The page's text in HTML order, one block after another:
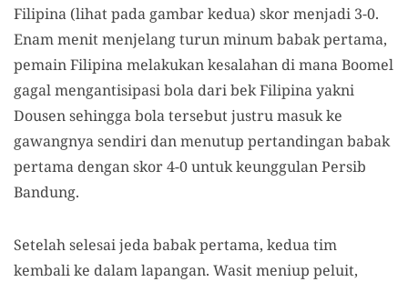
Filipina (lihat pada gambar kedua) skor menjadi 3-0.
Enam menit menjelang turun minum babak pertama,
pemain Filipina melakukan kesalahan di mana Boomel
gagal mengantisipasi bola dari bek Filipina yakni
Dousen sehingga bola tersebut justru masuk ke
gawangnya sendiri dan menutup pertandingan babak
pertama dengan skor 4-0 untuk keunggulan Persib
Bandung.
Setelah selesai jeda babak pertama, kedua tim
kembali ke dalam lapangan. Wasit meniup peluit,